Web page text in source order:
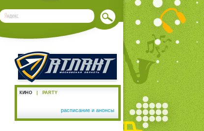
КИНО PARTY
расписание и анонсы